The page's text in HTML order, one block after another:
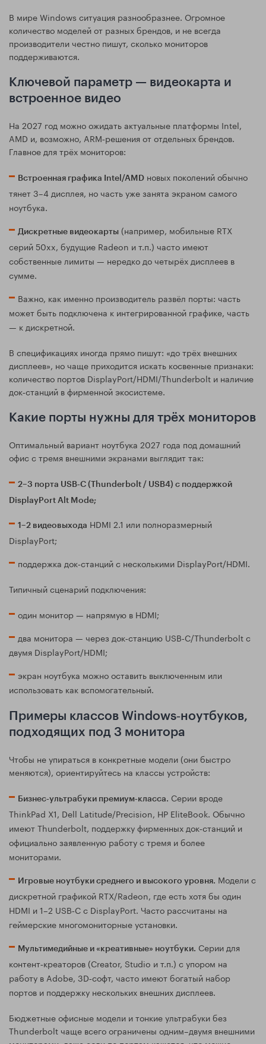
В мире Windows ситуация разнообразнее. Огромное
количество моделей от разных брендов, и не всегда
производители честно пишут, сколько мониторов
поддерживаются.
Ключевой параметр — видеокарта и
встроенное видео
На 2027 год можно ожидать актуальные платформы Intel,
AMD и, возможно, ARM‑решения от отдельных брендов.
Главное для трёх мониторов:
Встроенная графика Intel/AMD новых поколений обычно
тянет 3–4 дисплея, но часть уже занята экраном самого
ноутбука.
Дискретные видеокарты (например, мобильные RTX
серий 50xx, будущие Radeon и т.п.) часто имеют
собственные лимиты — нередко до четырёх дисплеев в
сумме.
Важно, как именно производитель развёл порты: часть
может быть подключена к интегрированной графике, часть
— к дискретной.
В спецификациях иногда прямо пишут: «до трёх внешних
дисплеев», но чаще приходится искать косвенные признаки:
количество портов DisplayPort/HDMI/Thunderbolt и наличие
док‑станций в фирменной экосистеме.
Какие порты нужны для трёх мониторов
Оптимальный вариант ноутбука 2027 года под домашний
офис с тремя внешними экранами выглядит так:
2–3 порта USB‑C (Thunderbolt / USB4) с поддержкой
DisplayPort Alt Mode;
1–2 видеовыхода HDMI 2.1 или полноразмерный
DisplayPort;
поддержка док‑станций с несколькими DisplayPort/HDMI.
Типичный сценарий подключения:
один монитор — напрямую в HDMI;
два монитора — через док‑станцию USB‑C/Thunderbolt с
двумя DisplayPort/HDMI;
экран ноутбука можно оставить выключенным или
использовать как вспомогательный.
Примеры классов Windows‑ноутбуков,
подходящих под 3 монитора
Чтобы не упираться в конкретные модели (они быстро
меняются), ориентируйтесь на классы устройств:
Бизнес‑ультрабуки премиум‑класса. Серии вроде
ThinkPad X1, Dell Latitude/Precision, HP EliteBook. Обычно
имеют Thunderbolt, поддержку фирменных док‑станций и
официально заявленную работу с тремя и более
мониторами.
Игровые ноутбуки среднего и высокого уровня. Модели с
дискретной графикой RTX/Radeon, где есть хотя бы один
HDMI и 1–2 USB‑C с DisplayPort. Часто рассчитаны на
геймерские многомониторные установки.
Мультимедийные и «креативные» ноутбуки. Серии для
контент‑креаторов (Creator, Studio и т.п.) с упором на
работу в Adobe, 3D‑софт, часто имеют богатый набор
портов и поддержку нескольких внешних дисплеев.
Бюджетные офисные модели и тонкие ультрабуки без
Thunderbolt чаще всего ограничены одним–двумя внешними